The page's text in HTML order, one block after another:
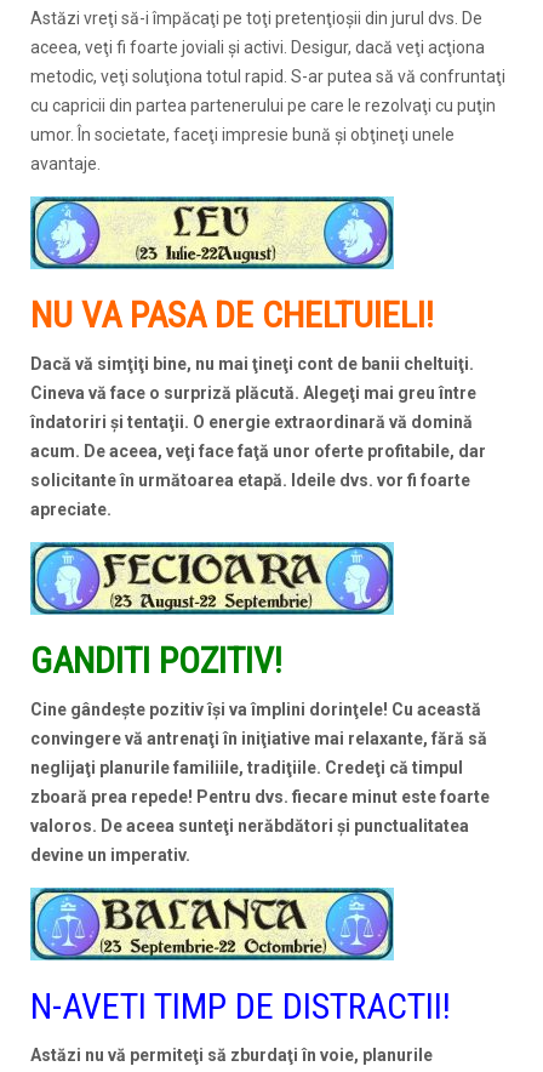
Astăzi vreţi să-i împăcaţi pe toţi pretenţioşii din jurul dvs. De
aceea, veţi fi foarte joviali şi activi. Desigur, dacă veţi acţiona
metodic, veţi soluţiona totul rapid. S-ar putea să vă confruntaţi
cu capricii din partea partenerului pe care le rezolvaţi cu puţin
umor. În societate, faceţi impresie bună şi obţineţi unele
avantaje.
NU VA PASA DE CHELTUIELI!
Dacă vă simţiţi bine, nu mai ţineţi cont de banii cheltuiţi.
Cineva vă face o surpriză plăcută. Alegeţi mai greu între
îndatoriri şi tentaţii. O energie extraordinară vă domină
acum. De aceea, veţi face faţă unor oferte profitabile, dar
solicitante în următoarea etapă. Ideile dvs. vor fi foarte
apreciate.
GANDITI POZITIV!
Cine gândeşte pozitiv îşi va împlini dorinţele! Cu această
convingere vă antrenaţi în iniţiative mai relaxante, fără să
neglijaţi planurile familiile, tradiţiile. Credeţi că timpul
zboară prea repede! Pentru dvs. fiecare minut este foarte
valoros. De aceea sunteţi nerăbdători şi punctualitatea
devine un imperativ.
N-AVETI TIMP DE DISTRACTII!
Astăzi nu vă permiteţi să zburdaţi în voie, planurile